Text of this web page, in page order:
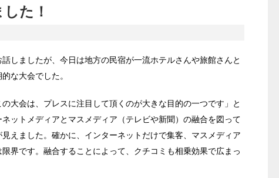
た！
話しましたが、今日は地方の民宿が一流ホテルさんや旅館さんと
な大会でした。
大会は、プレスに注目して頂くのが大きな目的の一つです」と
ットメディアとマスメディア（テレビや新聞）の融合を図って
えました。確かに、インターネットだけで集客、マスメディア
界です。融合することによって、クチコミも相乗効果で広まっ